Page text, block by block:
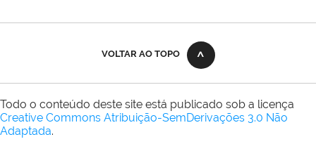
VOLTAR AO TOPO
Todo o conteúdo deste site está publicado sob a licença
Creative Commons Atribuição-SemDerivações 3.0 Não
Adaptada.